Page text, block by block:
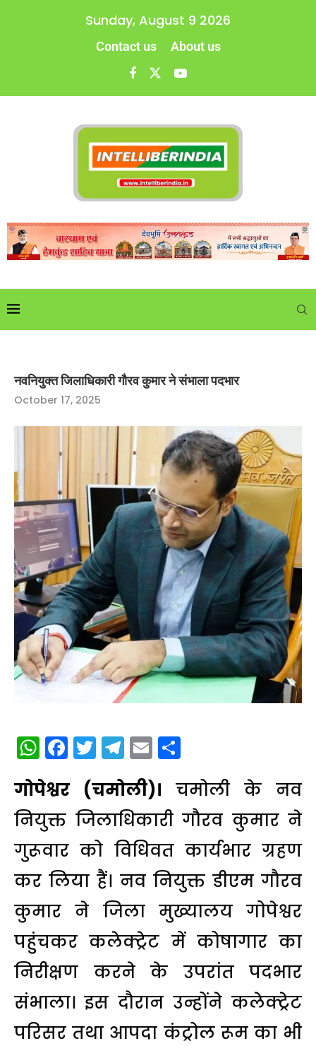
Sunday, August 9 2026
Contact us About us
नवनियुक्त जिलाधिकारी गौरव कुमार ने संभाला पदभार
October 17, 2025
WhatsApp
Facebook
Twitter
Telegram
Email
गोपेश्वर (चमोली)। चमोली के नव
नियुक्त जिलाधिकारी गौरव कुमार ने
गुरूवार को विधिवत कार्यभार ग्रहण
कर लिया हैं। नव नियुक्त डीएम गौरव
कुमार ने जिला मुख्यालय गोपेश्वर
पहुंचकर कलेक्ट्रेट में कोषागार का
निरीक्षण करने के उपरांत पदभार
संभाला। इस दौरान उन्होंने कलेक्ट्रेट
परिसर तथा आपदा कंट्रोल रूम का भी